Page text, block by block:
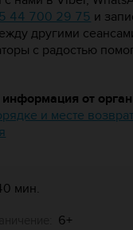
44 700 29 75 и
другими
с радостью
от
и месте
мин.
6+